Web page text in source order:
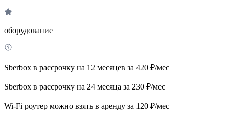
оборудование
Sberbox в рассрочку на 12 месяцев за 420 ₽/мес
Sberbox в рассрочку на 24 месяца за 230 ₽/мес
Wi-Fi роутер можно взять в аренду за 120 ₽/мес